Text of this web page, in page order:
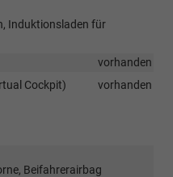
Induktionsladen für
vorhanden
Cockpit)
vorhanden
Beifahrerairbag